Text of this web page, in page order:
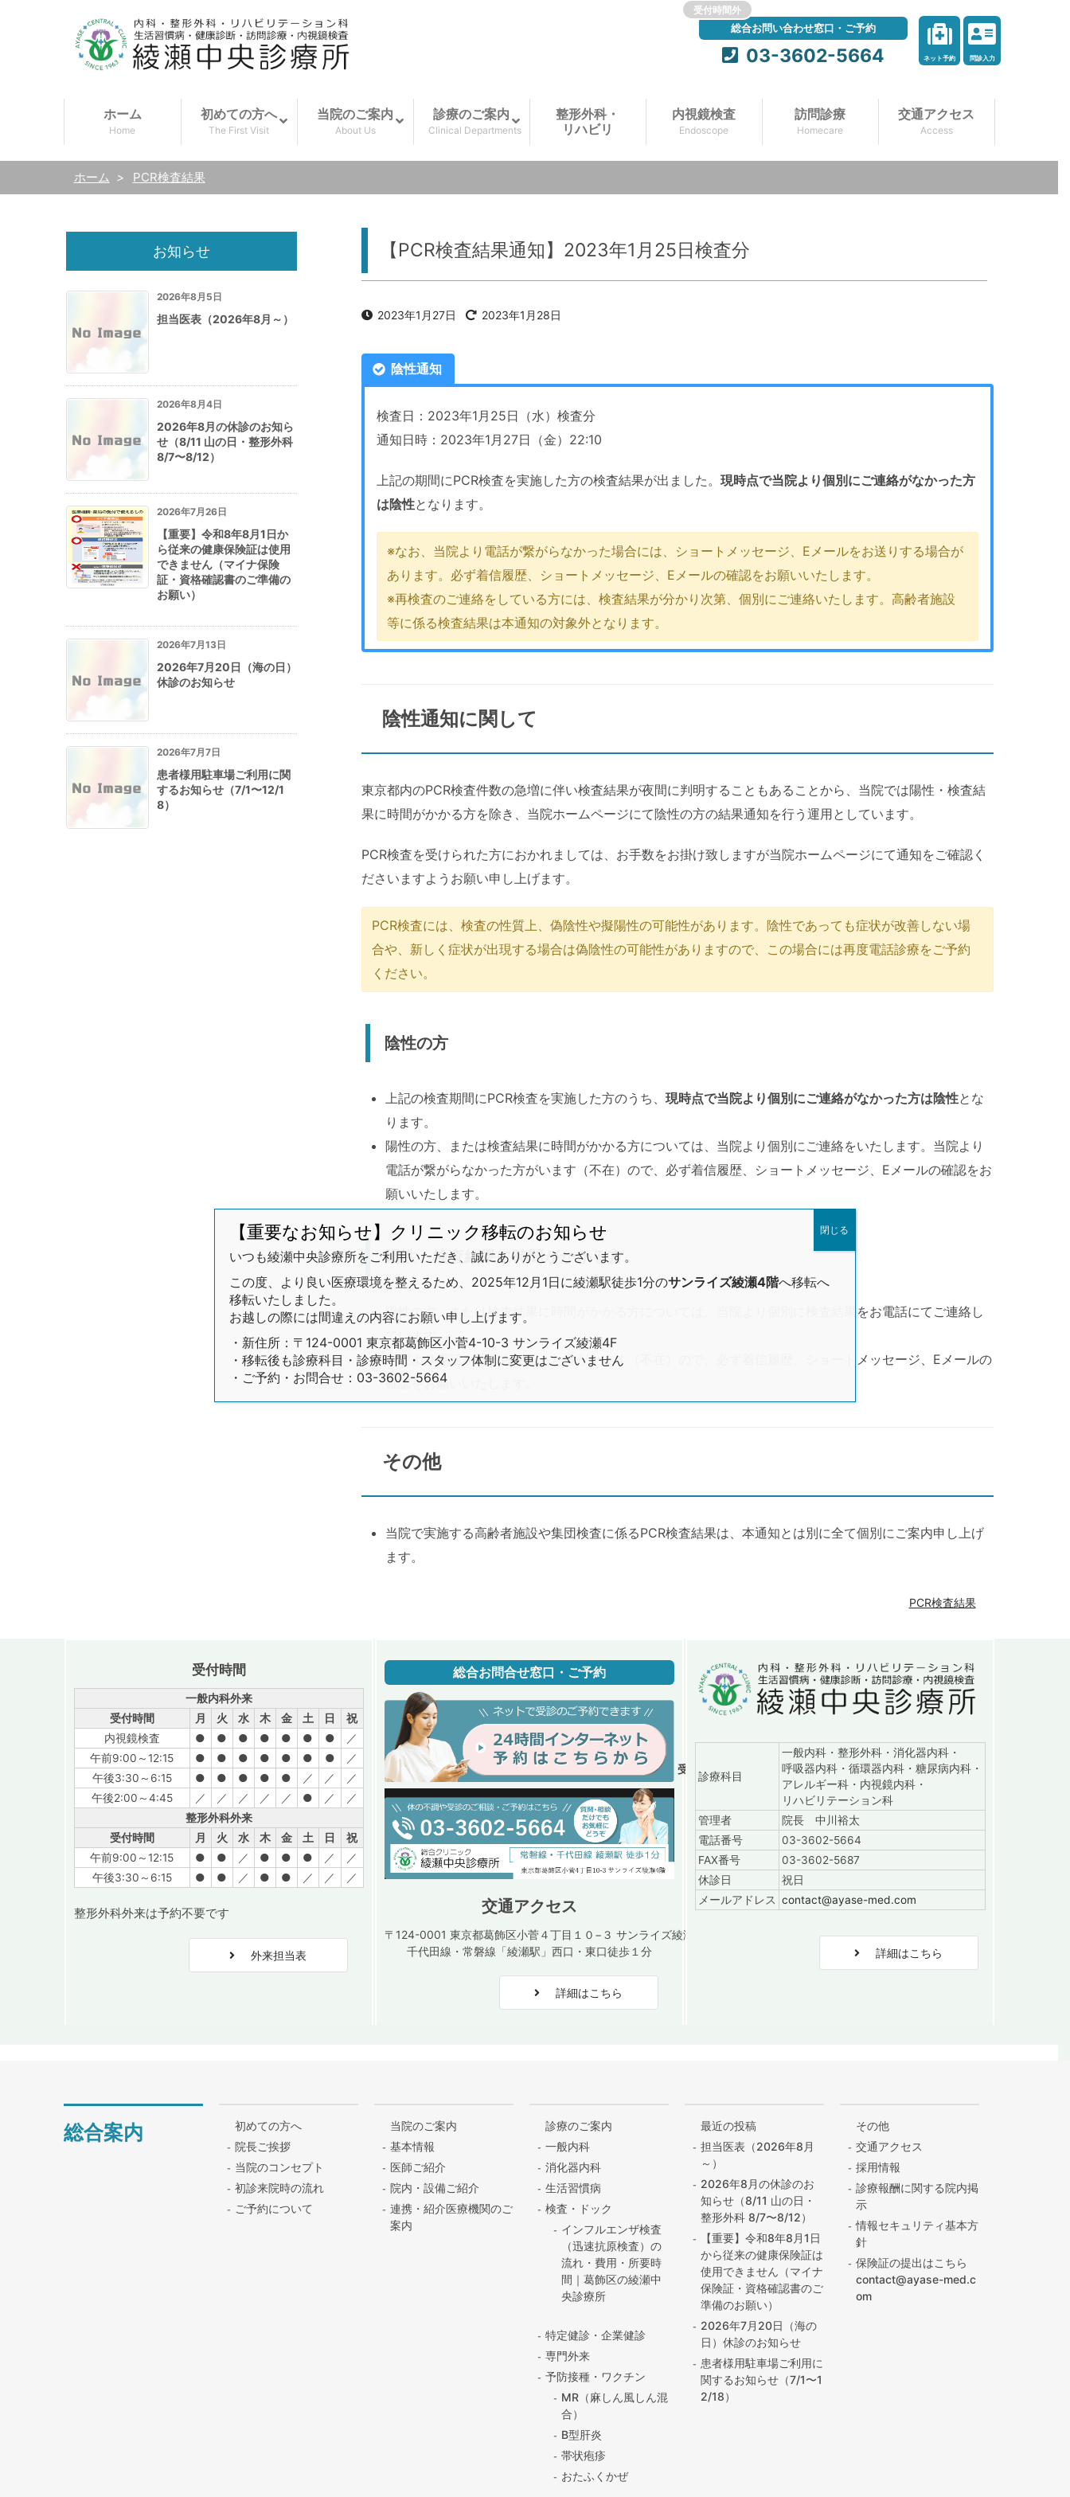
ホーム
Home
初めての方へ
The First Visit
当院のご案内
About Us
診療のご案内
Clinical Departments
整形外科・
リハビリ
内視鏡検査
Endoscope
訪問診療
Homecare
交通アクセス
Access
ホーム > PCR検査結果
受付時間外
総合お問い合わせ窓口・ご予約
03-3602-5664 ネット予約 問診入力
【PCR検査結果通知】2023年1月25日検査分
2023年1月27日 2023年1月28日
陰性通知
検査日：2023年1月25日（水）検査分
通知日時：2023年1月27日（金）22:10
上記の期間にPCR検査を実施した方の検査結果が出ました。 現時点で当院より個別にご連絡がなかった方
は陰性となります。
※なお、当院より電話が繋がらなかった場合には、ショートメッセージ、Eメールをお送りする場合が
あります。必ず着信履歴、ショートメッセージ、Eメールの確認をお願いいたします。
※再検査のご連絡をしている方には、検査結果が分かり次第、個別にご連絡いたします。高齢者施設
等に係る検査結果は本通知の対象外となります。
陰性通知に関して
東京都内のPCR検査件数の急増に伴い検査結果が夜間に判明することもあることから、当院では陽性・検査結
果に時間がかかる方を除き、当院ホームページにて陰性の方の結果通知を行う運用としています。
PCR検査を受けられた方におかれましては、お手数をお掛け致しますが当院ホームページにて通知をご確認く
ださいますようお願い申し上げます。
PCR検査には、検査の性質上、偽陰性や擬陽性の可能性があります。陰性であっても症状が改善しない場
合や、新しく症状が出現する場合は偽陰性の可能性がありますので、この場合には再度電話診療をご予約
ください。
陰性の方
上記の検査期間にPCR検査を実施した方のうち、 現時点で当院より個別にご連絡がなかった方は陰性とな
ります。
陽性の方、または検査結果に時間がかかる方については、当院より個別にご連絡をいたします。当院より
電話が繋がらなかった方がいます（不在）ので、必ず着信履歴、ショートメッセージ、Eメールの確認をお
願いいたします。
陽性・検査結果に時間がかかる方
陽性の方、または検査結果に時間がかかる方については、当院より個別に検査結果をお電話にてご連絡し
ています。
当院より電話が繋がらなかった方がいます（不在）ので、必ず着信履歴、ショートメッセージ、Eメールの
確認をお願いいたします。
その他
当院で実施する高齢者施設や集団検査に係るPCR検査結果は、本通知とは別に全て個別にご案内申し上げ
ます。
PCR検査結果
お知らせ
2026年8月5日
担当医表（2026年8月～）
2026年8月4日
2026年8月の休診のお知ら
せ（8/11 山の日・整形外科
8/7〜8/12）
2026年7月26日
【重要】令和8年8月1日か
ら従来の健康保険証は使用
できません（マイナ保険
証・資格確認書のご準備の
お願い）
2026年7月13日
2026年7月20日（海の日）
休診のお知らせ
2026年7月7日
患者様用駐車場ご利用に関
するお知らせ（7/1〜12/1
8）
受付時間
一般内科外来
受付時間
月 火 水 木 金 土 日
祝
内視鏡検査
● ● ● ● ● ● ●
／
午前9:00～12:15
● ● ● ● ● ● ●
／
午後3:30～6:15
● ● ● ● ● ／ ／
／
午後2:00～4:45
／ ／ ／ ／ ／ ● ／
／
整形外科外来
受付時間
月 火 水 木 金 土 日
祝
午前9:00～12:15
● ● ／ ● ● ● ／
／
午後3:30～6:15
● ● ／ ● ● ／ ／ ／
整形外科外来は予約不要です
外来担当表
総合お問合せ窓口・ご予約
受付時間：診察日9:00～18:15（土は16:45、日は12:15まで）
交通アクセス
〒124-0001 東京都葛飾区小菅４丁目１０−３ サンライズ綾瀬４階
千代田線・常磐線「綾瀬駅」西口・東口徒歩１分
詳細はこちら
診療科目
一般内科・整形外科・消化器内科・
呼吸器内科・循環器内科・糖尿病内科・
アレルギー科・内視鏡内科・
リハビリテーション科
管理者
院長 中川裕太
電話番号
03-3602-5664
FAX番号
03-3602-5687
休診日
祝日
メールアドレス contact@ayase-med.com
詳細はこちら
総合案内
初めての方へ
院長ご挨拶
当院のコンセプト
初診来院時の流れ
ご予約について
当院のご案内
基本情報
医師ご紹介
院内・設備ご紹介
連携・紹介医療機関のご
案内
診療のご案内
一般内科
消化器内科
生活習慣病
検査・ドック
インフルエンザ検査
（迅速抗原検査）の
流れ・費用・所要時
間｜葛飾区の綾瀬中
央診療所
特定健診・企業健診
専門外来
予防接種・ワクチン
MR（麻しん風しん混
合）
B型肝炎
帯状疱疹
おたふくかぜ
最近の投稿
担当医表（2026年8月
～）
2026年8月の休診のお
知らせ（8/11 山の日・
整形外科 8/7〜8/12）
【重要】令和8年8月1日
から従来の健康保険証は
使用できません（マイナ
保険証・資格確認書のご
準備のお願い）
2026年7月20日（海の
日）休診のお知らせ
患者様用駐車場ご利用に
関するお知らせ（7/1〜1
2/18）
その他
交通アクセス
採用情報
診療報酬に関する院内掲
示
情報セキュリティ基本方
針
保険証の提出はこちら
contact@ayase-med.c
om
【重要なお知らせ】クリニック移転のお知らせ
いつも綾瀬中央診療所をご利用いただき、誠にありがとうございます。
この度、より良い医療環境を整えるため、2025年12月1日に綾瀬駅徒歩1分のサンライズ綾瀬4階へ移転へ
移転いたしました。
お越しの際には間違えの内容にお願い申し上げます。
・新住所：〒124-0001 東京都葛飾区小菅4-10-3 サンライズ綾瀬4F
・移転後も診療科目・診療時間・スタッフ体制に変更はございません
・ご予約・お問合せ：03-3602-5664
閉じる